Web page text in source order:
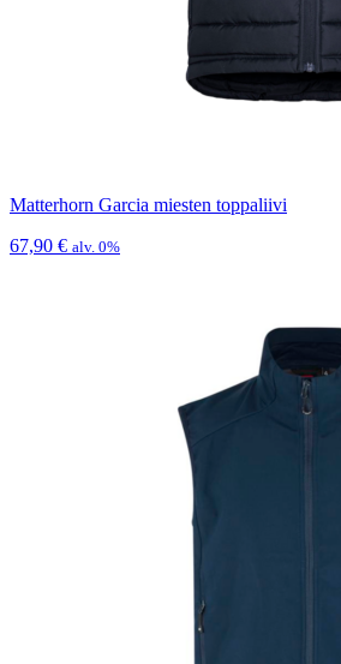
Matterhorn Garcia miesten toppaliivi
67,90 € alv. 0%